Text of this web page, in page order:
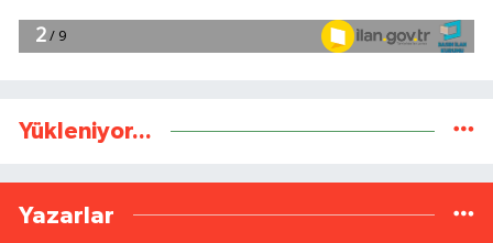
Yükleniyor...
Yazarlar